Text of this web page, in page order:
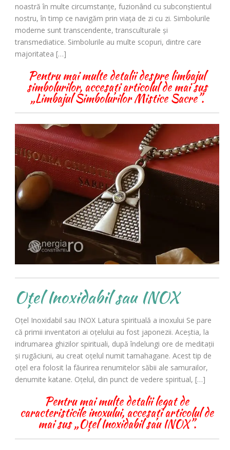
noastră în multe circumstanțe, fuzionând cu subconștientul
nostru, în timp ce navigăm prin viața de zi cu zi. Simbolurile
moderne sunt transcendente, transculturale și
transmediatice. Simbolurile au multe scopuri, dintre care
majoritatea […]
Pentru mai multe detalii despre limbajul
simbolurilor, accesați articolul de mai sus
„Limbajul Simbolurilor Mistice Sacre”.
Oțel Inoxidabil sau INOX
Oțel Inoxidabil sau INOX Latura spirituală a inoxului Se pare
că primii inventatori ai oțelului au fost japonezii. Aceștia, la
indrumarea ghizilor spirituali, după îndelungi ore de meditații
și rugăciuni, au creat oțelul numit tamahagane. Acest tip de
oțel era folosit la făurirea renumitelor săbii ale samurailor,
denumite katane. Oțelul, din punct de vedere spiritual, […]
Pentru mai multe detalii legat de
caracteristicile inoxului, accesați articolul de
mai sus „Oțel Inoxidabil sau INOX”.